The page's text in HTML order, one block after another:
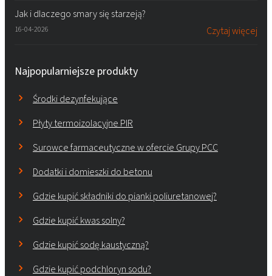
Jak i dlaczego smary się starzeją?
16-04-2026 Czytaj więcej
Najpopularniejsze produkty
Środki dezynfekujące
Płyty termoizolacyjne PIR
Surowce farmaceutyczne w ofercie Grupy PCC
Dodatki i domieszki do betonu
Gdzie kupić składniki do pianki poliuretanowej?
Gdzie kupić kwas solny?
Gdzie kupić sodę kaustyczną?
Gdzie kupić podchloryn sodu?